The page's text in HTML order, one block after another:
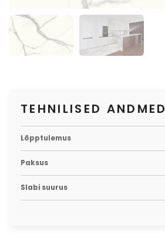
TEHNILISED ANDMED
Lõpptulemus
Paksus
Slabi suurus